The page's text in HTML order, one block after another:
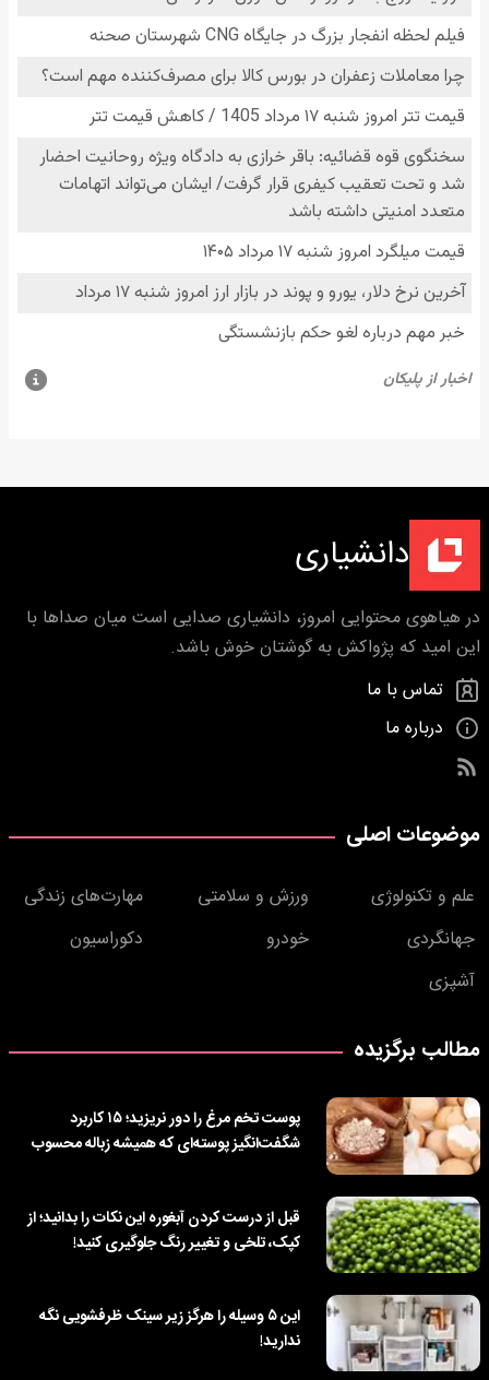
دانشیاری
در هیاهوی محتوایی امروز، دانشیاری صدایی است میان صداها با
این امید که پژواکش به گوشتان خوش باشد.
تماس با ما
درباره ما
موضوعات اصلی
علم و تکنولوژی ورزش و سلامتی
مهارت‌های زندگی
جهانگردی
خودرو
دکوراسیون
آشپزی
مطالب برگزیده
پوست تخم مرغ را دور نریزید؛ ۱۵ کاربرد
شگفت‌انگیز پوسته‌ای که همیشه زباله محسوب
قبل از درست کردن آبغوره این نکات را بدانید؛ از
کپک، تلخی و تغییر رنگ جلوگیری کنید!
این ۵ وسیله را هرگز زیر سینک ظرفشویی نگه
ندارید!